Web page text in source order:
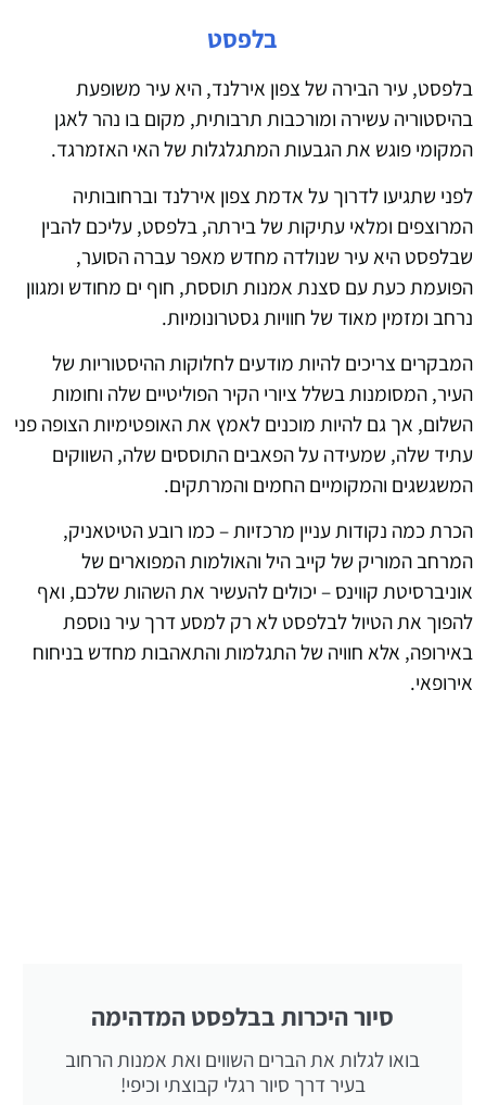
בלפסט
בלפסט, עיר הבירה של צפון אירלנד, היא עיר משופעת
בהיסטוריה עשירה ומורכבות תרבותית, מקום בו נהר לאגן
המקומי פוגש את הגבעות המתגלגלות של האי האזמרגד.
לפני שתגיעו לדרוך על אדמת צפון אירלנד וברחובותיה
המרוצפים ומלאי עתיקות של בירתה, בלפסט, עליכם להבין
שבלפסט היא עיר שנולדה מחדש מאפר עברה הסוער,
הפועמת כעת עם סצנת אמנות תוססת, חוף ים מחודש ומגוון
נרחב ומזמין מאוד של חוויות גסטרונומיות.
המבקרים צריכים להיות מודעים לחלוקות ההיסטוריות של
העיר, המסומנות בשלל ציורי הקיר הפוליטיים שלה וחומות
השלום, אך גם להיות מוכנים לאמץ את האופטימיות הצופה פני
עתיד שלה, שמעידה על הפאבים התוססים שלה, השווקים
המשגשגים והמקומיים החמים והמרתקים.
הכרת כמה נקודות עניין מרכזיות – כמו רובע הטיטאניק,
המרחב המוריק של קייב היל והאולמות המפוארים של
אוניברסיטת קווינס – יכולים להעשיר את השהות שלכם, ואף
להפוך את הטיול לבלפסט לא רק למסע דרך עיר נוספת
באירופה, אלא חוויה של התגלמות והתאהבות מחדש בניחוח
אירופאי.
סיור היכרות בבלפסט המדהימה
בואו לגלות את הברים השווים ואת אמנות הרחוב
בעיר דרך סיור רגלי קבוצתי וכיפי!